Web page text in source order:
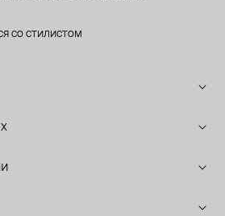
со стилистом